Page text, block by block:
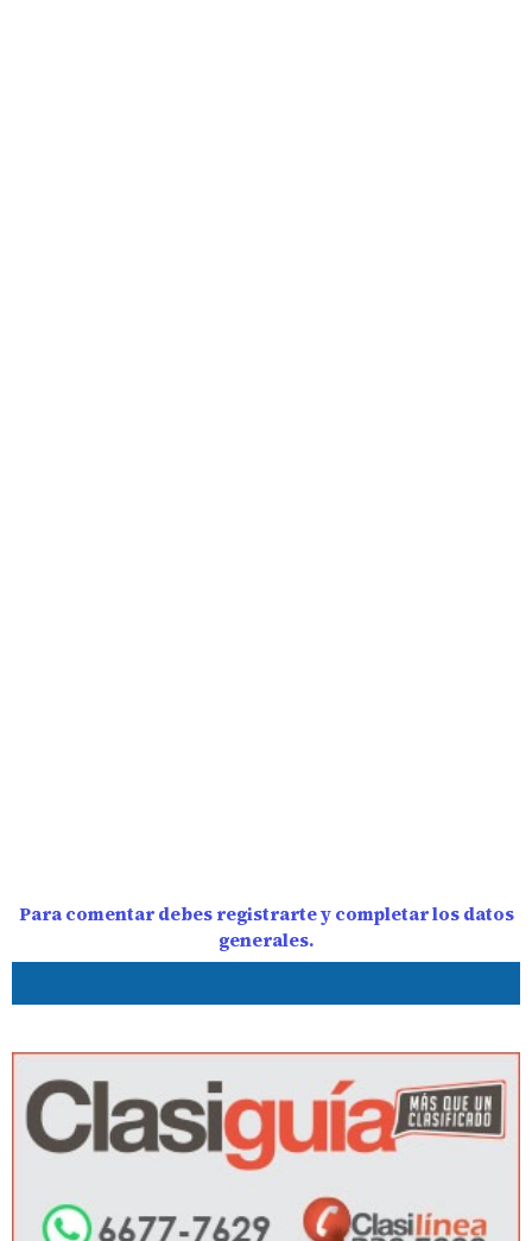
Para comentar debes registrarte y completar los datos
generales.